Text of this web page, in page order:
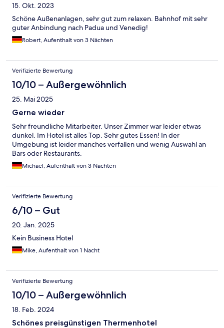
15. Okt. 2023
Schöne Außenanlagen, sehr gut zum relaxen. Bahnhof mit sehr
guter Anbindung nach Padua und Venedig!
Robert, Aufenthalt von 3 Nächten
Verifizierte Bewertung
10/10 – Außergewöhnlich
25. Mai 2025
Gerne wieder
Sehr freundliche Mitarbeiter. Unser Zimmer war leider etwas
dunkel. Im Hotel ist alles Top. Sehr gutes Essen! In der
Umgebung ist leider manches verfallen und wenig Auswahl an
Bars oder Restaurants.
Michael, Aufenthalt von 3 Nächten
Verifizierte Bewertung
6/10 – Gut
20. Jan. 2025
Kein Business Hotel
Mike, Aufenthalt von 1 Nacht
Verifizierte Bewertung
10/10 – Außergewöhnlich
18. Feb. 2024
Schönes preisgünstigen Thermenhotel